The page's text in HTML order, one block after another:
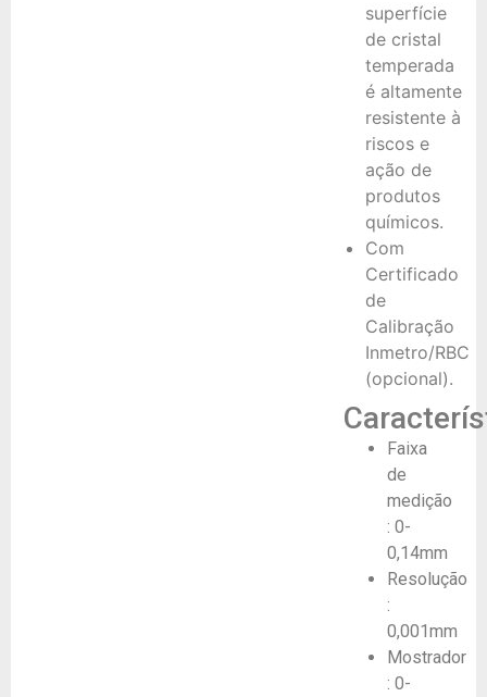
superfície
de cristal
temperada
é altamente
resistente à
riscos e
ação de
produtos
químicos.
Com
Certificado
de
Calibração
Inmetro/RBC
(opcional).
Faixa
de
medição
: 0-
0,14mm
Resolução
:
0,001mm
Mostrador
: 0-